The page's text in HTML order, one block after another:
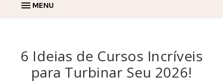
MENU
6 Ideias de Cursos Incríveis
para Turbinar Seu 2026!